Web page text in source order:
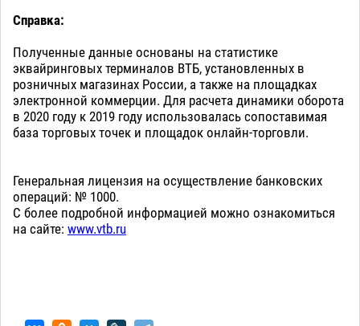
Справка:
Полученные данные основаны на статистике
эквайринговых терминалов ВТБ, установленных в
розничных магазинах России, а также на площадках
электронной коммерции. Для расчета динамики оборота
в 2020 году к 2019 году использовалась сопоставимая
база торговых точек и площадок онлайн-торговли.
Генеральная лицензия на осуществление банковских
операций: № 1000.
С более подробной информацией можно ознакомиться
на сайте: www.vtb.ru